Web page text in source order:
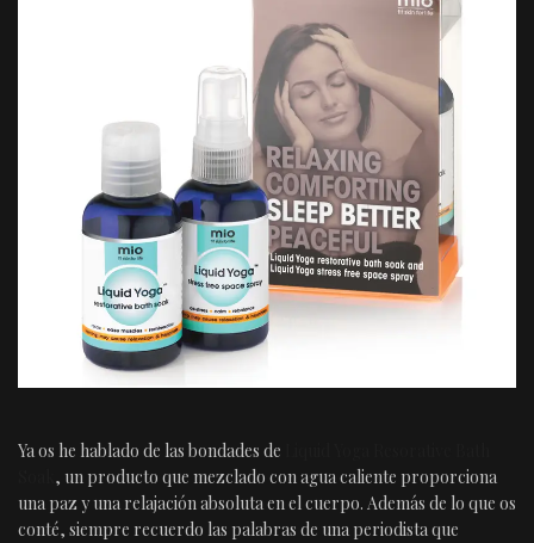
Ya os he hablado de las bondades de
, un producto que mezclado con agua caliente proporciona
una paz y una relajación absoluta en el cuerpo. Además de lo que os
conté, siempre recuerdo las palabras de una periodista que